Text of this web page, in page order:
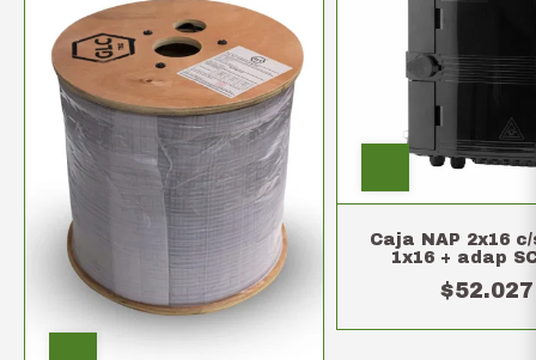
Caja NAP 2x16
1x16 + adap
$52.027